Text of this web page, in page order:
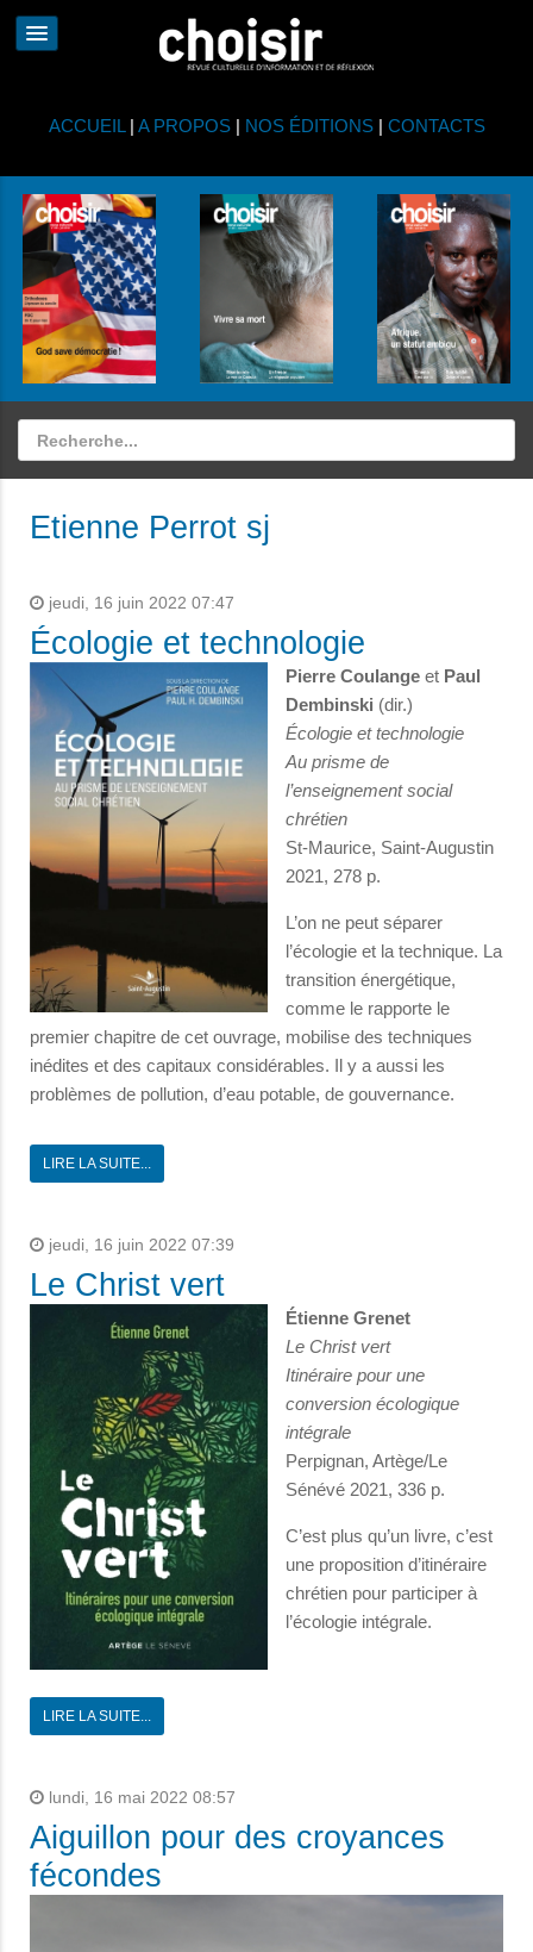
ACCUEIL | A PROPOS| NOS ÉDITIONS| CONTACTS
Etienne Perrot sj
jeudi, 16 juin 2022 07:47
Écologie et technologie
Pierre Coulange et Paul
Dembinski (dir.)
Écologie et technologie
Au prisme de
l’enseignement social
chrétien
St-Maurice, Saint-Augustin
2021, 278 p.
L’on ne peut séparer
l’écologie et la technique. La
transition énergétique,
comme le rapporte le
premier chapitre de cet ouvrage, mobilise des techniques
inédites et des capitaux considérables. Il y a aussi les
problèmes de pollution, d’eau potable, de gouvernance.
LIRE LA SUITE...
jeudi, 16 juin 2022 07:39
Le Christ vert
Étienne Grenet
Le Christ vert
Itinéraire pour une
conversion écologique
intégrale
Perpignan, Artège/Le
Sénévé 2021, 336 p.
C’est plus qu’un livre, c’est
une proposition d’itinéraire
chrétien pour participer à
l’écologie intégrale.
LIRE LA SUITE...
lundi, 16 mai 2022 08:57
Aiguillon pour des croyances
fécondes